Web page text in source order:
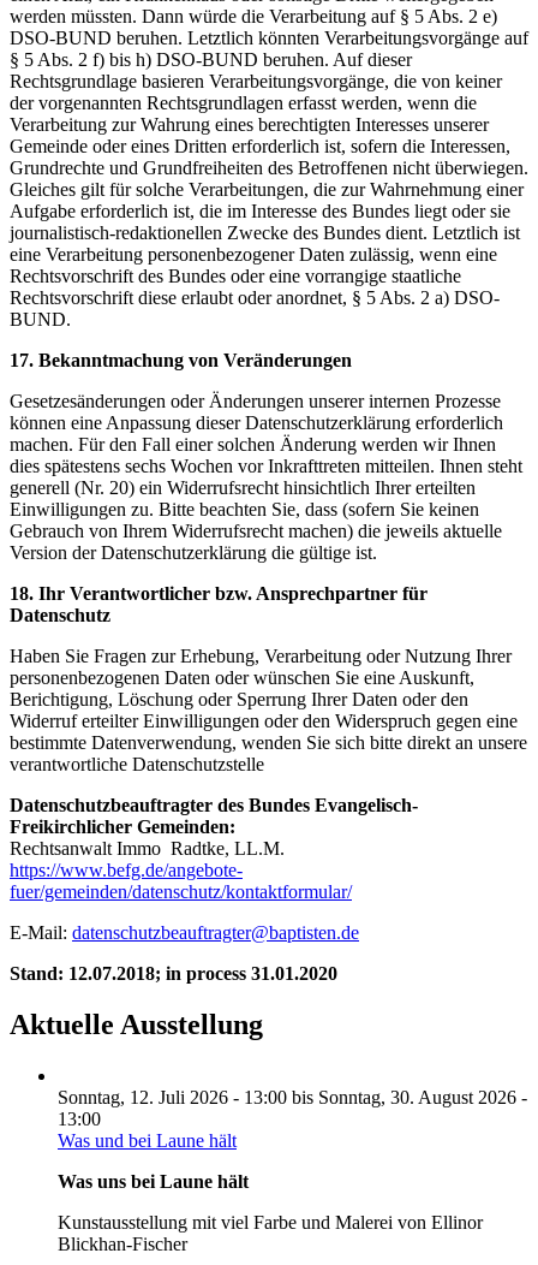
werden müssten. Dann würde die Verarbeitung auf § 5 Abs. 2 e)
DSO-BUND beruhen. Letztlich könnten Verarbeitungsvorgänge auf
§ 5 Abs. 2 f) bis h) DSO-BUND beruhen. Auf dieser
Rechtsgrundlage basieren Verarbeitungsvorgänge, die von keiner
der vorgenannten Rechtsgrundlagen erfasst werden, wenn die
Verarbeitung zur Wahrung eines berechtigten Interesses unserer
Gemeinde oder eines Dritten erforderlich ist, sofern die Interessen,
Grundrechte und Grundfreiheiten des Betroffenen nicht überwiegen.
Gleiches gilt für solche Verarbeitungen, die zur Wahrnehmung einer
Aufgabe erforderlich ist, die im Interesse des Bundes liegt oder sie
journalistisch-redaktionellen Zwecke des Bundes dient. Letztlich ist
eine Verarbeitung personenbezogener Daten zulässig, wenn eine
Rechtsvorschrift des Bundes oder eine vorrangige staatliche
Rechtsvorschrift diese erlaubt oder anordnet, § 5 Abs. 2 a) DSO-
BUND.
17. Bekanntmachung von Veränderungen
Gesetzesänderungen oder Änderungen unserer internen Prozesse
können eine Anpassung dieser Datenschutzerklärung erforderlich
machen. Für den Fall einer solchen Änderung werden wir Ihnen
dies spätestens sechs Wochen vor Inkrafttreten mitteilen. Ihnen steht
generell (Nr. 20) ein Widerrufsrecht hinsichtlich Ihrer erteilten
Einwilligungen zu. Bitte beachten Sie, dass (sofern Sie keinen
Gebrauch von Ihrem Widerrufsrecht machen) die jeweils aktuelle
Version der Datenschutzerklärung die gültige ist.
18. Ihr Verantwortlicher bzw. Ansprechpartner für
Datenschutz
Haben Sie Fragen zur Erhebung, Verarbeitung oder Nutzung Ihrer
personenbezogenen Daten oder wünschen Sie eine Auskunft,
Berichtigung, Löschung oder Sperrung Ihrer Daten oder den
Widerruf erteilter Einwilligungen oder den Widerspruch gegen eine
bestimmte Datenverwendung, wenden Sie sich bitte direkt an unsere
verantwortliche Datenschutzstelle
Datenschutzbeauftragter des Bundes Evangelisch-
Freikirchlicher Gemeinden:
Rechtsanwalt Immo Radtke, LL.M.
https://www.befg.de/angebote-
fuer/gemeinden/datenschutz/kontaktformular/
E-Mail: datenschutzbeauftragter@baptisten.de
Stand: 12.07.2018; in process 31.01.2020
Aktuelle Ausstellung
Sonntag, 12. Juli 2026 - 13:00 bis Sonntag, 30. August 2026 -
13:00
Was und bei Laune hält
Was uns bei Laune hält
Kunstausstellung mit viel Farbe und Malerei von Ellinor
Blickhan-Fischer